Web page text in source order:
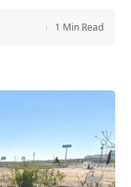
1 Min Read